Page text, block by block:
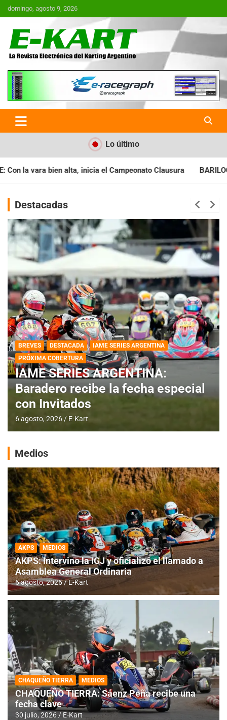
Saltar
al
domingo, agosto 9, 2026
E-Kart.com.ar | La Revista
Electrónica del Karting en
Argentina
Lo último
Clausura BARILOCHENSE: Preparan una jornada
Destacadas
BREVES DESTACADA
IAME SERIES ARGENTINA
PRÓXIMA COBERTURA
IAME SERIES ARGENTINA:
Baradero recibe la fecha especial
con Invitados
6 agosto, 2026 E-Kart
Medios
AKPS MEDIOS
AKPS: Intervino la IGJ y oficializó el llamado a
Asamblea General Ordinaria
6 agosto, 2026 E-Kart
CHAQUEÑO TIERRA MEDIOS
CHAQUEÑO TIERRA: Sáenz Peña recibe una
fecha clave
30 julio, 2026 E-Kart